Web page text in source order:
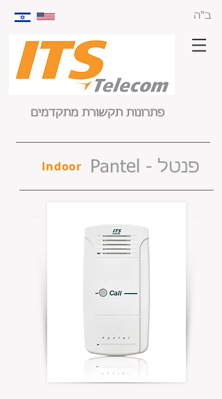
ב"ה
פתרונות תקשורת מתקדמים
Pantel - פנטל Indoor